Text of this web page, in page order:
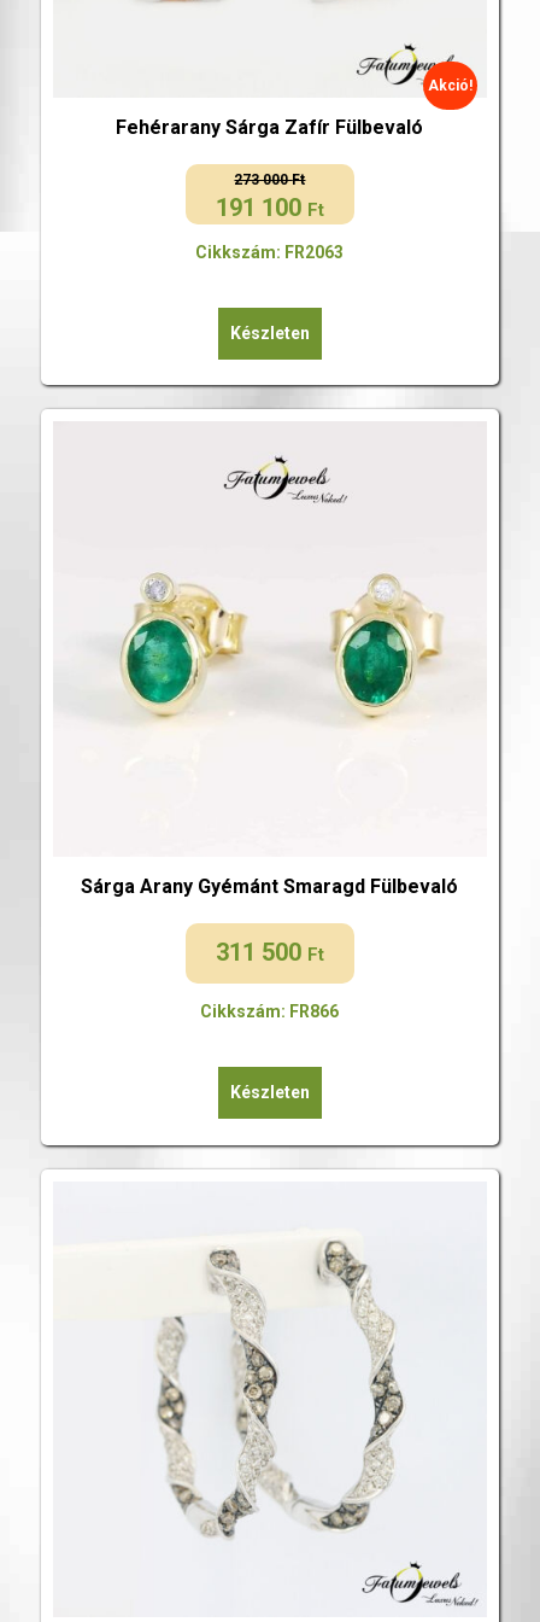
Fehérarany Sárga Zafír Fülbevaló
273 000Ft
Original
was:
000 Ft.
191 100 Ft
Current
is:
100 Ft.
Akció!
Cikkszám: FR2063
Készleten
Sárga Arany Gyémánt Smaragd Fülbevaló
311 500 Ft
Cikkszám: FR866
Készleten